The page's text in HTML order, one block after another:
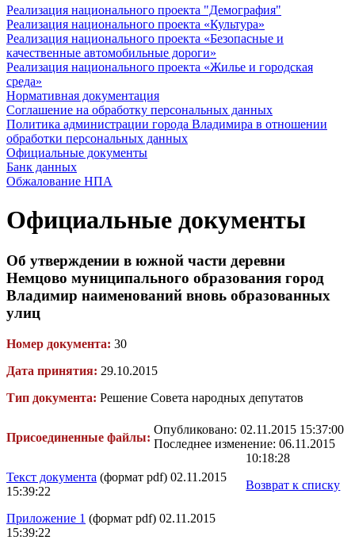
Реализация национального проекта "Демография"
Реализация национального проекта «Культура»
Реализация национального проекта «Безопасные и
качественные автомобильные дороги»
Реализация национального проекта «Жилье и городская
среда»
Нормативная документация
Соглашение на обработку персональных данных
Политика администрации города Владимира в отношении
обработки персональных данных
Официальные документы
Банк данных
Обжалование НПА
Официальные документы
Об утверждении в южной части деревни
Немцово муниципального образования город
Владимир наименований вновь образованных
улиц
Номер документа: 30
Дата принятия: 29.10.2015
Тип документа: Решение Совета народных депутатов
Присоединенные файлы:
Текст документа (формат pdf) 02.11.2015
15:39:22
Приложение 1 (формат pdf) 02.11.2015
15:39:22
Опубликовано: 02.11.2015 15:37:00
Последнее изменение: 06.11.2015
10:18:28
Возврат к списку